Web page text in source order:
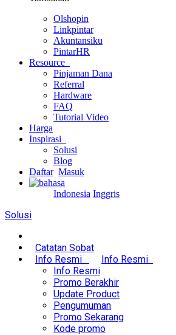
Olshopin
Linkpintar
Akuntansiku
PintarHR
Resource
Pinjaman Dana
Referral
Hardware
FAQ
Tutorial Video
Harga
Inspirasi
Solusi
Blog
Daftar Masuk
Indonesia Inggris
Solusi
Catatan Sobat
Info Resmi
Info Resmi
Info Resmi
Promo Berakhir
Update Product
Pengumuman
Promo Sekarang
Kode promo